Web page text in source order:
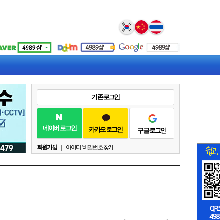
Select Language ▼
기존 로그인
네이버 로그인 카카오 로그인 구글 로그인
회원가입 아이디 / 비밀번호 찾기